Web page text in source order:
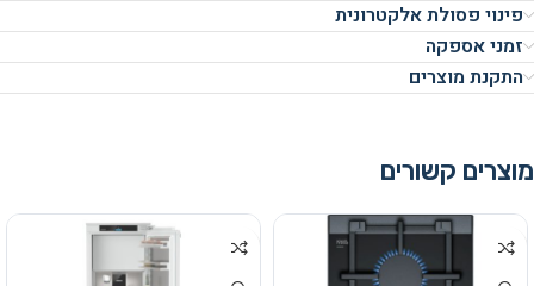
פינוי פסולת אלקטרונית
זמני אספקה
התקנת מוצרים
מוצרים קשורים